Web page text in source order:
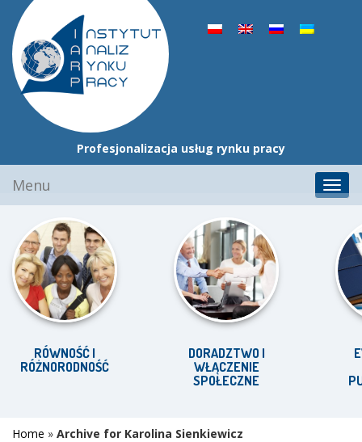
Dostarczanie informacji o rynku pracy
treści
Menu
RÓWNOŚĆ I
RÓŻNORODNOŚĆ
DORADZTWO I
WŁĄCZENIE
SPOŁECZNE
Home » Archive for Karolina Sienkiewicz